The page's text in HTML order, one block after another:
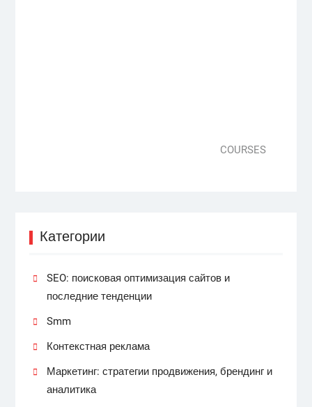
COURSES
Категории
SEO: поисковая оптимизация сайтов и
последние тенденции
Smm
Контекстная реклама
Маркетинг: стратегии продвижения, брендинг и
аналитика